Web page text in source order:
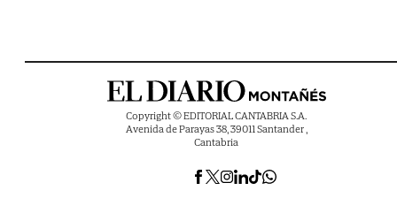
Copyright © EDITORIAL CANTABRIA S.A.
Avenida de Parayas 38, 39011 Santander ,
Cantabria